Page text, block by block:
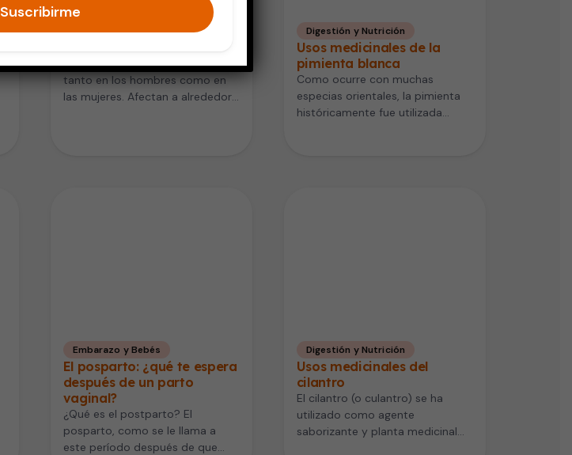
Vida Saludable
Las hemorroides son comunes
tanto en los hombres como en
las mujeres. Afectan a alrededor
Digestión y Nutrición
Usos medicinales de la
pimienta blanca
Como ocurre con muchas
especias orientales, la pimienta
históricamente fue utilizada
Embarazo y Bebés
El posparto: ¿qué te espera
después de un parto
vaginal?
¿Qué es el postparto? El
posparto, como se le llama a
este período después de que
Digestión y Nutrición
Usos medicinales del
cilantro
El cilantro (o culantro) se ha
utilizado como agente
saborizante y planta medicinal
Suscribirme